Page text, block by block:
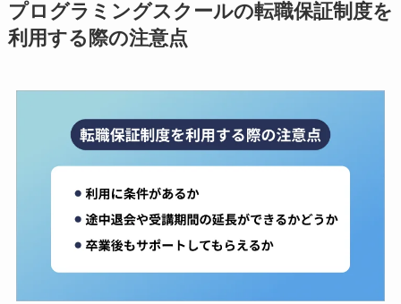
プログラミングスクールの転職保証制度を
利用する際の注意点